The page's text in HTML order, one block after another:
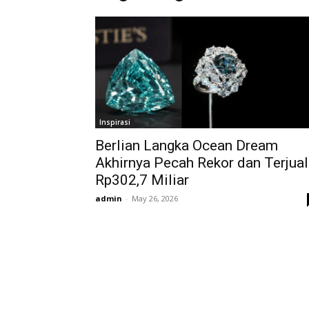
Inspirasi
Berlian Langka Ocean Dream
Akhirnya Pecah Rekor dan Terjual
Rp302,7 Miliar
admin - May 26, 2026